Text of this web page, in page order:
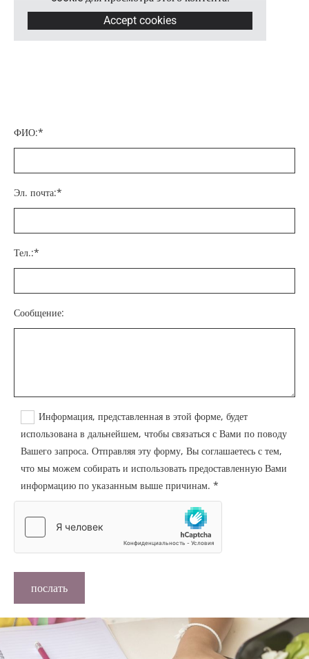
Accept cookies
ФИО:*
Эл. почта:*
Тел.:*
Сообщение:
Информация, представленная в этой форме, будет
использована в дальнейшем, чтобы связаться с Вами по поводу
Вашего запроса. Отправляя эту форму, Вы соглашаетесь с тем,
что мы можем собирать и использовать предоставленную Вами
информацию по указанным выше причинам. *